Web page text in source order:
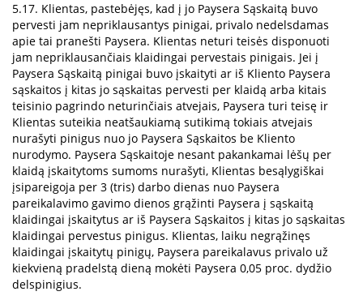
5.17. Klientas, pastebėjęs, kad į jo Paysera Sąskaitą buvo
pervesti jam nepriklausantys pinigai, privalo nedelsdamas
apie tai pranešti Paysera. Klientas neturi teisės disponuoti
jam nepriklausančiais klaidingai pervestais pinigais. Jei į
Paysera Sąskaitą pinigai buvo įskaityti ar iš Kliento Paysera
sąskaitos į kitas jo sąskaitas pervesti per klaidą arba kitais
teisinio pagrindo neturinčiais atvejais, Paysera turi teisę ir
Klientas suteikia neatšaukiamą sutikimą tokiais atvejais
nurašyti pinigus nuo jo Paysera Sąskaitos be Kliento
nurodymo. Paysera Sąskaitoje nesant pakankamai lėšų per
klaidą įskaitytoms sumoms nurašyti, Klientas besąlygiškai
įsipareigoja per 3 (tris) darbo dienas nuo Paysera
pareikalavimo gavimo dienos grąžinti Paysera į sąskaitą
klaidingai įskaitytus ar iš Paysera Sąskaitos į kitas jo sąskaitas
klaidingai pervestus pinigus. Klientas, laiku negrąžinęs
klaidingai įskaitytų pinigų, Paysera pareikalavus privalo už
kiekvieną pradelstą dieną mokėti Paysera 0,05 proc. dydžio
delspinigius.